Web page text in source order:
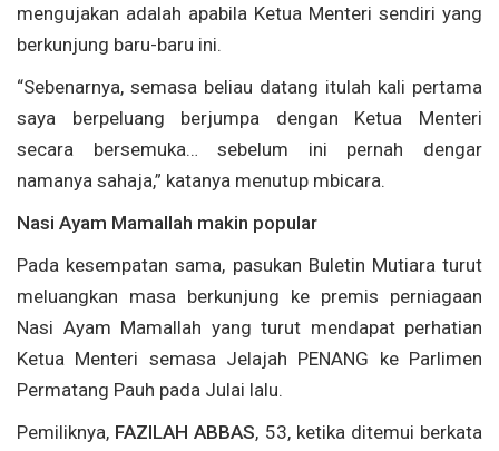
mengujakan adalah apabila Ketua Menteri sendiri yang
berkunjung baru-baru ini.
“Sebenarnya, semasa beliau datang itulah kali pertama
saya berpeluang berjumpa dengan Ketua Menteri
secara bersemuka… sebelum ini pernah dengar
namanya sahaja,” katanya menutup mbicara.
Nasi Ayam Mamallah makin popular
Pada kesempatan sama, pasukan Buletin Mutiara turut
meluangkan masa berkunjung ke premis perniagaan
Nasi Ayam Mamallah yang turut mendapat perhatian
Ketua Menteri semasa Jelajah PENANG ke Parlimen
Permatang Pauh pada Julai lalu.
Pemiliknya, FAZILAH ABBAS, 53, ketika ditemui berkata